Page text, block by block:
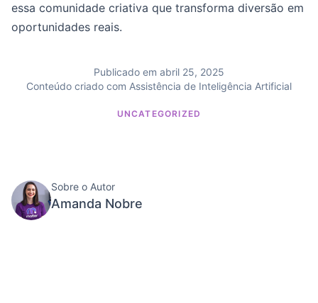
essa comunidade criativa que transforma diversão em
oportunidades reais.
Publicado em abril 25, 2025
Conteúdo criado com Assistência de Inteligência Artificial
UNCATEGORIZED
Sobre o Autor
Amanda Nobre